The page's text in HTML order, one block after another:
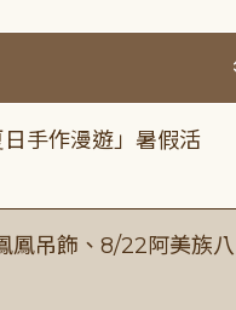
日手作漫遊」暑假活
鳳吊飾、8/22阿美族八